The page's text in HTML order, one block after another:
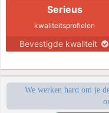
Serieus
kwaliteitsprofielen
Bevestigde kwaliteit
We werken hard om je